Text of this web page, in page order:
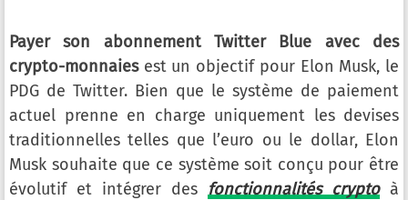
Payer son abonnement Twitter Blue avec des
crypto-monnaiesest un objectif pour Elon Musk, le
PDG de Twitter. Bien que le système de paiement
actuel prenne en charge uniquement les devises
traditionnelles telles que l’euro ou le dollar, Elon
Musk souhaite que ce système soit conçu pour être
évolutif et intégrer des fonctionnalités cryptoà